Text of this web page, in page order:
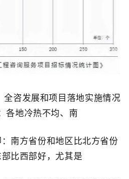
全咨发展和项目落地实施情况
各地冷热不均、南
南方省份和地区比北方省份
比西部好，尤其是